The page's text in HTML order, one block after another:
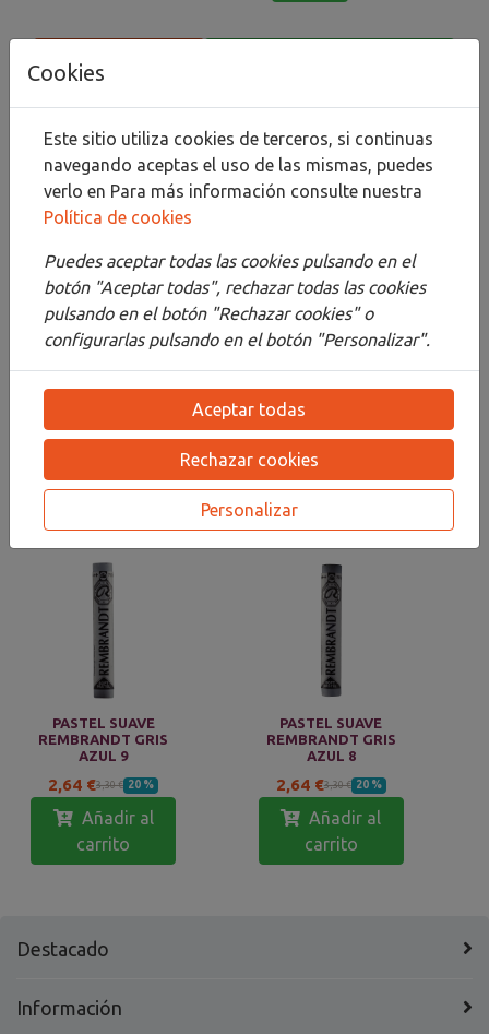
Compartir
Detalles
Adjuntos
Opiniones
¡Este producto no tiene descripción!
PRODUCTOS RELACIONADOS
PASTEL SUAVE
REMBRANDT GRIS
AZUL 9
2,64 €3,30 € 20 %
Añadir al
carrito
PASTEL SUAVE
REMBRANDT GRIS
AZUL 8
2,64 €3,30 € 20 %
Añadir al
carrito
Destacado
Información
Cookies
Este sitio utiliza cookies de terceros, si continuas
navegando aceptas el uso de las mismas, puedes
verlo en Para más información consulte nuestra
Política de cookies
Puedes aceptar todas las cookies pulsando en el
botón "Aceptar todas", rechazar todas las cookies
pulsando en el botón "Rechazar cookies" o
configurarlas pulsando en el botón "Personalizar".
Aceptar todas
Rechazar cookies
Personalizar